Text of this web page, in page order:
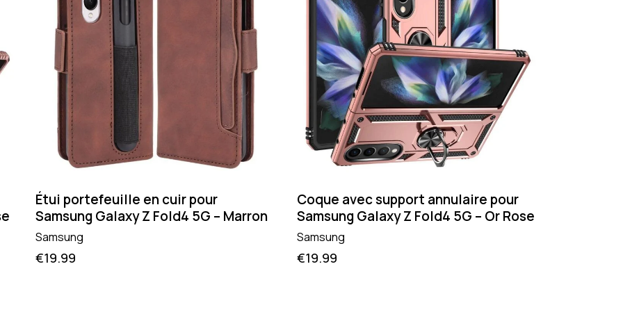
Étui portefeuille en cuir pour
Samsung Galaxy Z Fold4 5G – Marron
Samsung
€19.99
Coque avec support annulaire pour
Samsung Galaxy Z Fold4 5G – Or Rose
Samsung
€19.99